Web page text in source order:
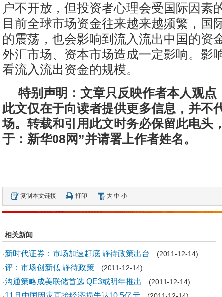
户不开放，但投资者心理会受国际因素
目前全球市场资金往来越来越频繁，国
的震荡，也会影响到流入流出中国的资
外汇市场、资本市场造成一定影响。影
看流入流出资金的规模。
特别声明： 文章只反映作者本人观点
此文仅在于向读者提供更多信息，并不
场。转载和引用此文时务必保留此电头
于：新华08网”并请署上作者姓名。
复制本文链接 打印 大 中 小
相关新闻
· 新时代证券：市场加速赶底 静待政策出台
(2011-12-14)
·评：市场创新低 静待政策 (2011-12-14)
·沟通策略成美联储首选 QE3或明年推出
(2011-12-14)
11月中国因灾直接经济损失达10.5亿元